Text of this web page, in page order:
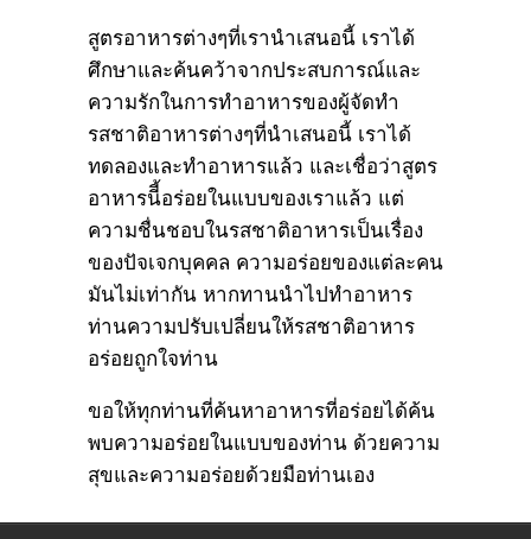
สูตรอาหารต่างๆที่เรานำเสนอนี้ เราได้
ศึกษาและค้นคว้าจากประสบการณ์และ
ความรักในการทำอาหารของผู้จัดทำ
รสชาติอาหารต่างๆที่นำเสนอนี้ เราได้
ทดลองและทำอาหารแล้ว และเชื่อว่าสูตร
อาหารนีี้อร่อยในแบบของเราแล้ว แต่
ความชื่นชอบในรสชาติอาหารเป็นเรื่อง
ของปัจเจกบุคคล ความอร่อยของแต่ละคน
มันไม่เท่ากัน หากทานนำไปทำอาหาร
ท่านความปรับเปลี่ยนให้รสชาติอาหาร
อร่อยถูกใจท่าน
ขอให้ทุกท่านที่ค้นหาอาหารที่อร่อยได้ค้น
พบความอร่อยในแบบของท่าน ด้วยความ
สุขและความอร่อยด้วยมือท่านเอง